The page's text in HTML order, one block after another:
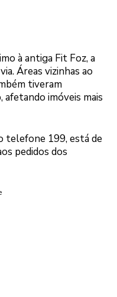
à antiga Fit Foz, a
Áreas vizinhas ao
tiveram
imóveis mais
telefone 199, está de
pedidos dos